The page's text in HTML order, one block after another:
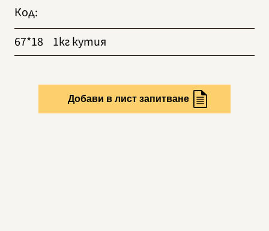
Код:
67*18
1кг кутия
Добави в лист запитване